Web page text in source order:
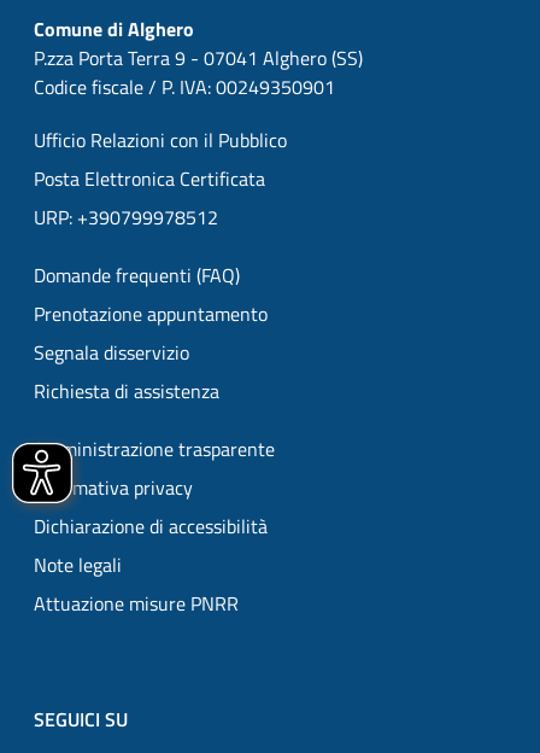
Comune di Alghero
P.zza Porta Terra 9 - 07041 Alghero (SS)
Codice fiscale / P. IVA: 00249350901
Ufficio Relazioni con il Pubblico
Posta Elettronica Certificata
URP: +390799978512
Domande frequenti (FAQ)
Prenotazione appuntamento
Segnala disservizio
Richiesta di assistenza
Amministrazione trasparente
Informativa privacy
Dichiarazione di accessibilità
Note legali
Attuazione misure PNRR
SEGUICI SU